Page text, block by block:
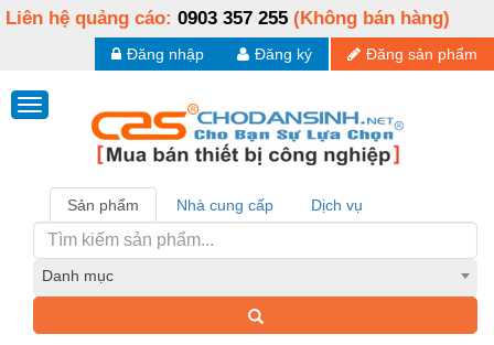
Liên hệ quảng cáo: 0903 357 255 (Không bán hàng)
Đăng sản phẩm
Đăng ký
Đăng nhập
Sản phẩm Nhà cung cấp Dịch vụ
Danh mục